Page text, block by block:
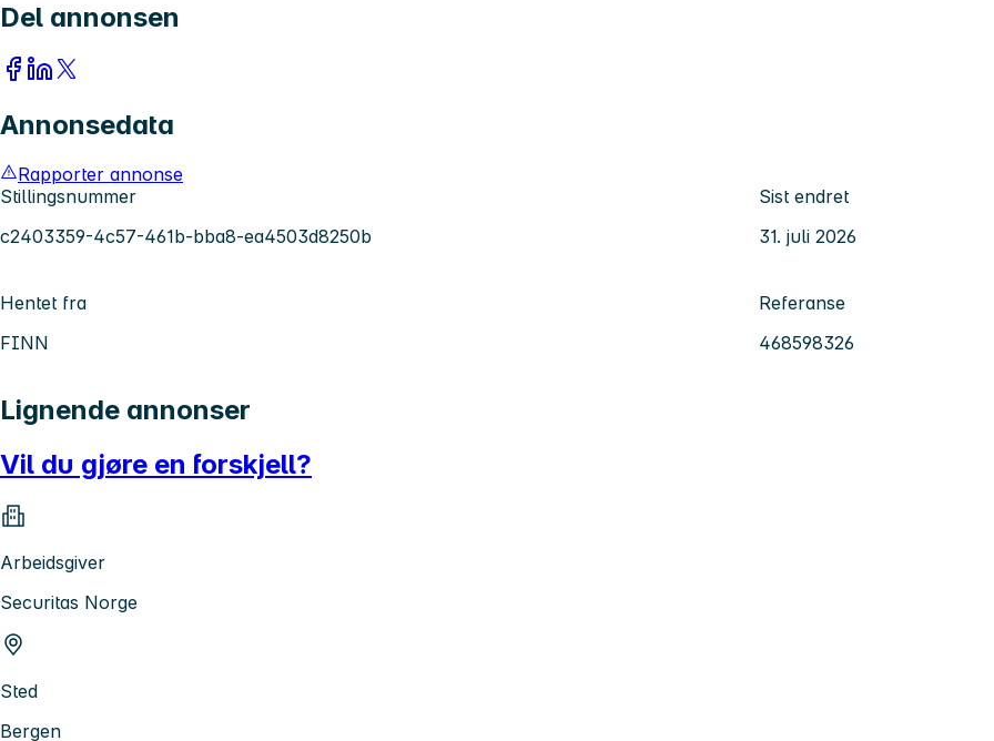
Del annonsen
Annonsedata
Rapporter annonse
Stillingsnummer
c2403359-4c57-461b-bba8-ea4503d8250b
Sist endret
31. juli 2026
Hentet fra
FINN
Referanse
468598326
Lignende annonser
Vil du gjøre en forskjell?
Arbeidsgiver
Securitas Norge
Sted
Bergen